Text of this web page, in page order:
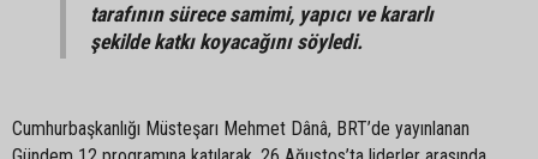
tarafının sürece samimi, yapıcı ve kararlı
şekilde katkı koyacağını söyledi.
Cumhurbaşkanlığı Müsteşarı Mehmet Dânâ, BRT’de yayınlanan